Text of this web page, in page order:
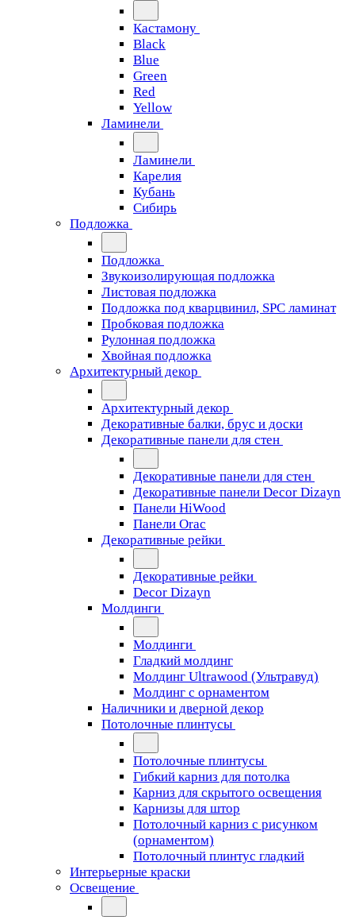
Кастамону
Black
Blue
Green
Red
Yellow
Ламинели
Ламинели
Карелия
Кубань
Сибирь
Подложка
Подложка
Звукоизолирующая подложка
Листовая подложка
Подложка под кварцвинил, SPC ламинат
Пробковая подложка
Рулонная подложка
Хвойная подложка
Архитектурный декор
Архитектурный декор
Декоративные балки, брус и доски
Декоративные панели для стен
Декоративные панели для стен
Декоративные панели Decor Dizayn
Панели HiWood
Панели Orac
Декоративные рейки
Декоративные рейки
Decor Dizayn
Молдинги
Молдинги
Гладкий молдинг
Молдинг Ultrawood (Ультравуд)
Молдинг с орнаментом
Наличники и дверной декор
Потолочные плинтусы
Потолочные плинтусы
Гибкий карниз для потолка
Карниз для скрытого освещения
Карнизы для штор
Потолочный карниз с рисунком
(орнаментом)
Потолочный плинтус гладкий
Интерьерные краски
Освещение